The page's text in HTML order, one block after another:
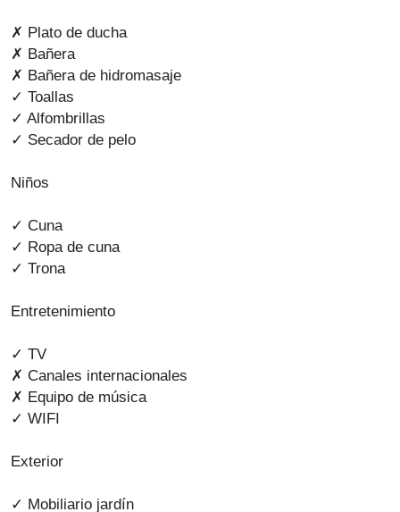
✗ Plato de ducha
✗ Bañera
✗ Bañera de hidromasaje
✓ Toallas
✓ Alfombrillas
✓ Secador de pelo
Niños
✓ Cuna
✓ Ropa de cuna
✓ Trona
Entretenimiento
✓ TV
✗ Canales internacionales
✗ Equipo de música
✓ WIFI
Exterior
✓ Mobiliario jardín